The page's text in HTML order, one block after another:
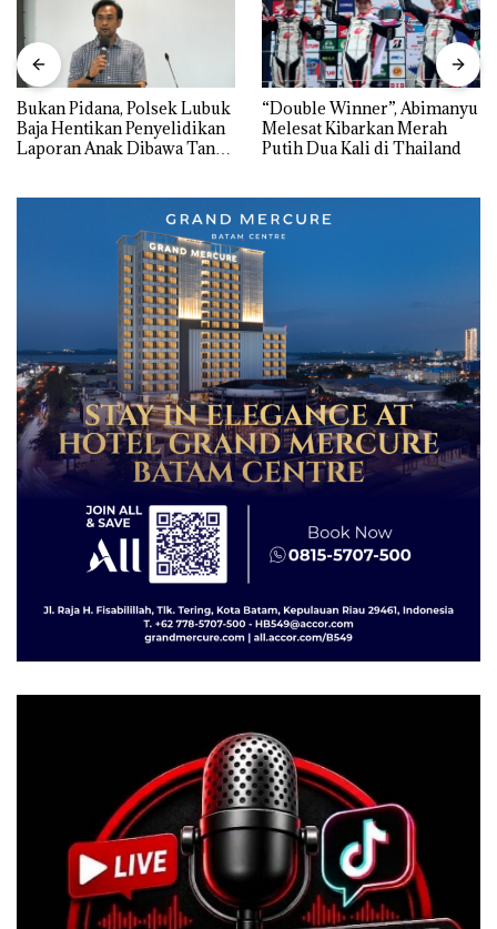
Bukan Pidana, Polsek Lubuk
Baja Hentikan Penyelidikan
Laporan Anak Dibawa Tanpa
“Double Winner”, Abimanyu
Melesat Kibarkan Merah
Putih Dua Kali di Thailand